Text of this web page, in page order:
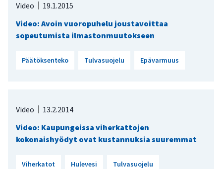
Video
19.1.2015
Video: Avoin vuoropuhelu joustavoittaa
sopeutumista ilmastonmuutokseen
Päätöksenteko Tulvasuojelu Epävarmuus
Video
13.2.2014
Video: Kaupungeissa viherkattojen
kokonaishyödyt ovat kustannuksia suuremmat
Viherkatot Hulevesi Tulvasuojelu